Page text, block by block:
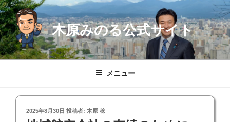
コ
ン
テ
ン
ツ
木原みのる公式サイト
メニュー
投
稿
2025年8月30日 投稿者: 木原 稔